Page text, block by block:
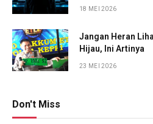
18 MEI 2026
Jangan Heran
Hijau, Ini Artinya
23 MEI 2026
Don't Miss